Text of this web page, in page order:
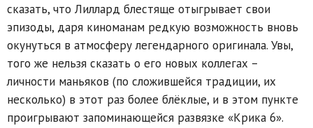
сказать, что Лиллард блестяще отыгрывает свои
эпизоды, даря киноманам редкую возможность вновь
окунуться в атмосферу легендарного оригинала. Увы,
того же нельзя сказать о его новых коллегах –
личности маньяков (по сложившейся традиции, их
несколько) в этот раз более блёклые, и в этом пункте
проигрывают запоминающейся развязке «Крика 6».